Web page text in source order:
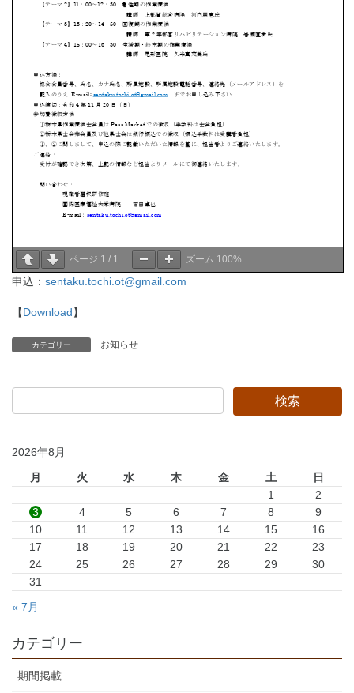
ページ 1 / 1 ズーム 100%
申込： sentaku.tochi.ot@gmail.com
【Download】
カテゴリー お知らせ
2026年8月
月 火 水 木 金 土
日
1
2
3
4 5 6 7 8
9
10
11 12 13 14 15
16
17
18 19 20 21 22
23
24
25 26 27 28 29
30
31
« 7月
カテゴリー
期間掲載